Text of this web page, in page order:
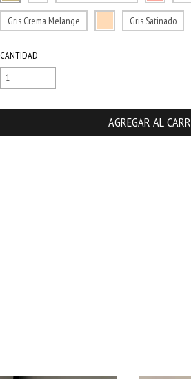
Gris Crema Melange Gris Satinado
CANTIDAD